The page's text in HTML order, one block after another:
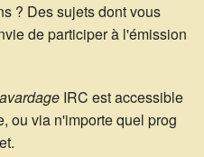
? Des sujets dont vous
de participer à l'émission
IRC est accessible
ou via n'importe quel prog